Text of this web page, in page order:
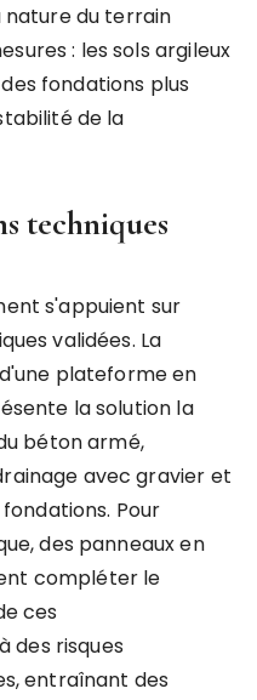
nature du terrain
: les sols argileux
fondations plus
de la
techniques
s'appuient sur
validées. La
plateforme en
la solution la
béton armé,
avec gravier et
Pour
des panneaux en
compléter le
ces
des risques
entraînant des